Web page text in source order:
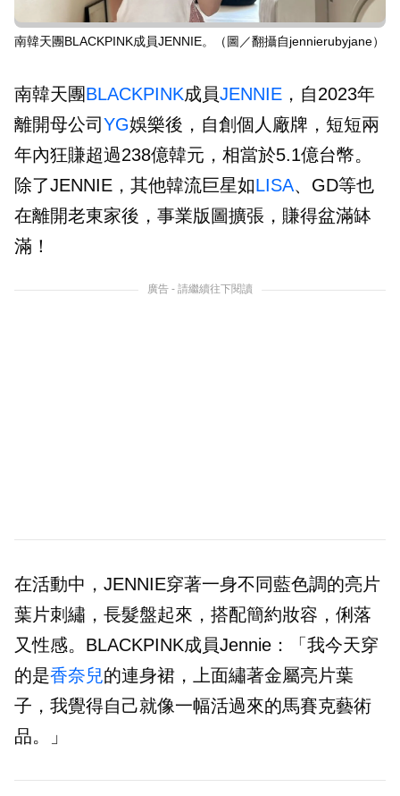
南韓天團BLACKPINK成員JENNIE。（圖／翻攝自jennierubyjane）
南韓天團BLACKPINK成員JENNIE ，自2023年
離開母公司 YG娛樂後，自創個人廠牌，短短兩
年內狂賺超過238億韓元，相當於5.1億台幣。
除了JENNIE，其他韓流巨星如LISA、GD等也
在離開老東家後，事業版圖擴張，賺得盆滿缽
滿！
廣告 - 請繼續往下閱讀
在活動中，JENNIE穿著一身不同藍色調的亮片
葉片刺繡，長髮盤起來，搭配簡約妝容，俐落
又性感。BLACKPINK成員Jennie：「我今天穿
的是香奈兒的連身裙，上面繡著金屬亮片葉
子，我覺得自己就像一幅活過來的馬賽克藝術
品。」